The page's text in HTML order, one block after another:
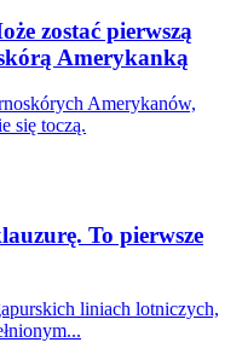
zostać pierwszą
Amerykanką
Amerykanów,
się toczą.
To pierwsze
liniach lotniczych,